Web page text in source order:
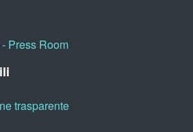
Press Room
trasparente